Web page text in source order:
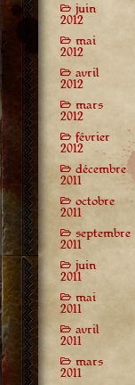
juin
2012
mai
2012
avril
2012
mars
2012
février
2012
décembre
2011
octobre
2011
septembre
2011
juin
2011
mai
2011
avril
2011
mars
2011